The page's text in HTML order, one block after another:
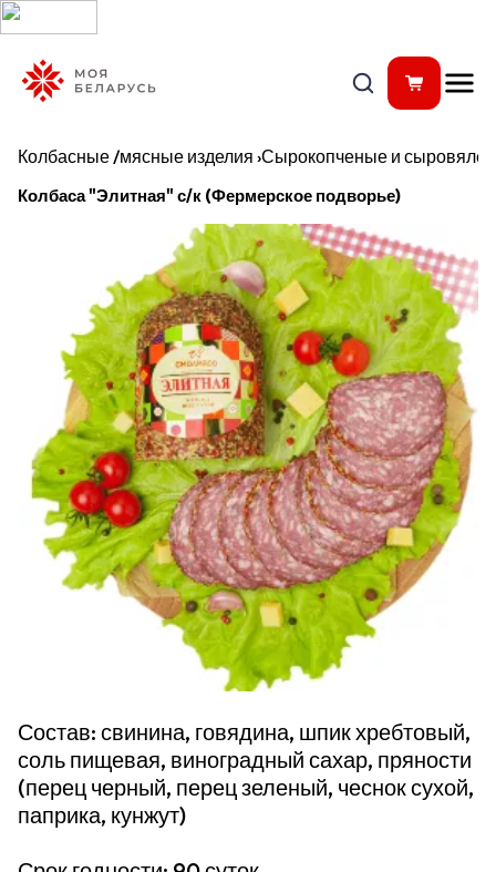
Колбасные /мясные изделия ›Сырокопченые и
Колбаса "Элитная" с/к (Фермерское подворье)
Состав: свинина, говядина, шпик хребтовый,
соль пищевая, виноградный сахар, пряности
(перец черный, перец зеленый, чеснок сухой,
паприка, кунжут)